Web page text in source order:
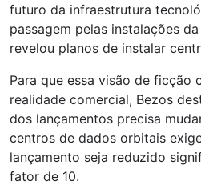
futuro da infraestrutura
passagem pelas instalações
revelou planos de instalar
Para que essa visão de ficção
realidade comercial, Bezos
dos lançamentos precisa
centros de dados orbitais
lançamento seja reduzido
fator de 10.